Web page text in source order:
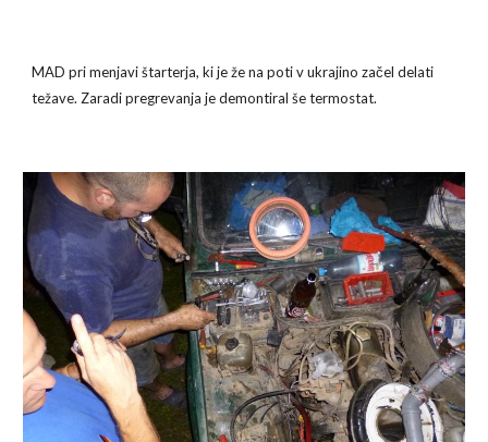
MAD pri menjavi štarterja, ki je že na poti v ukrajino začel delati
težave. Zaradi pregrevanja je demontiral še termostat.